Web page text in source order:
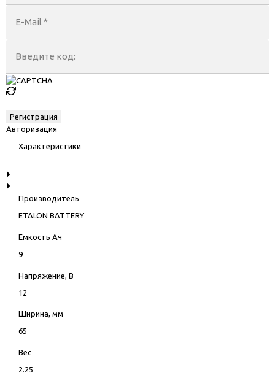
E-Mail *
Введите код:
Авторизация
Характеристики
Производитель
ETALON BATTERY
Емкость Ач
9
Напряжение, В
12
Ширина, мм
65
Вес
2.25